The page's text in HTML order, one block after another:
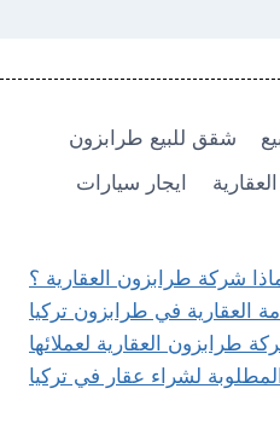
شقق للبيع طرابزون
ايجار سيارات
شركة طرابزون العقارية ؟
العقارية في طرابزون تركيا
طرابزون العقارية لعملائها
المطلوبة لشراء عقار في تركيا